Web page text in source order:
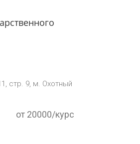
стр. 9, м. Охотный
от 20000/курс